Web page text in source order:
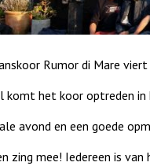
Rumor di Mare
komt het koor optreden
avond en een goede
zing mee! Iedereen is